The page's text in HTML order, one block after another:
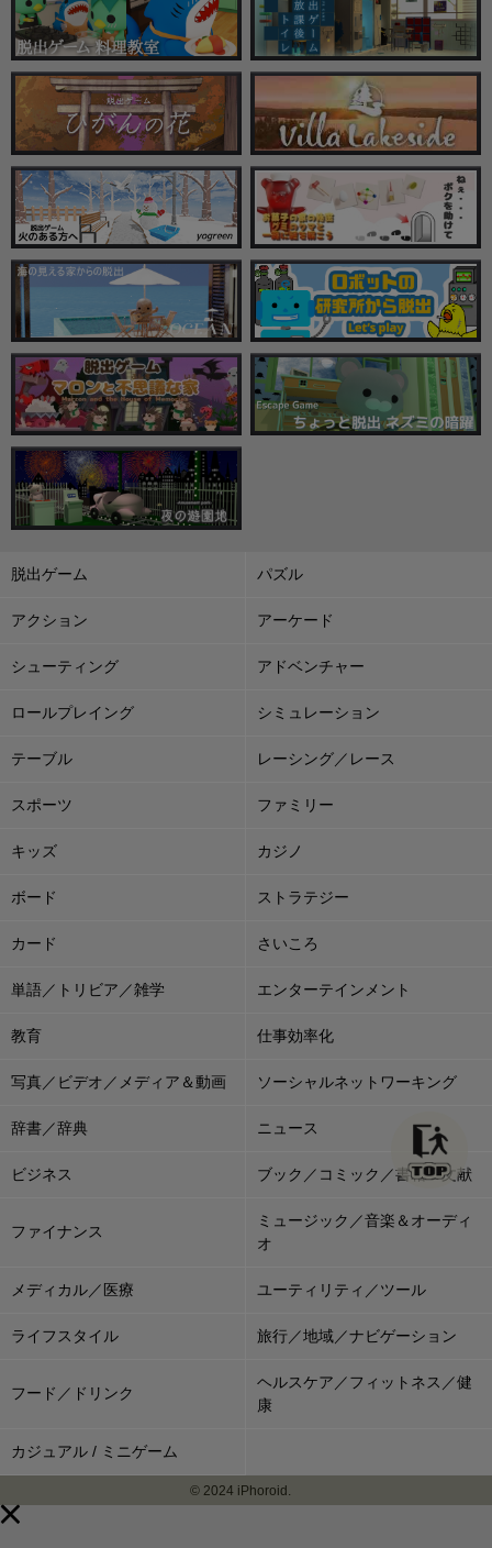
脱出ゲーム パズル
アクション アーケード
シューティング アドベンチャー
ロールプレイング シミュレーション
テーブル レーシング／レース
スポーツ ファミリー
キッズ カジノ
ボード ストラテジー
カード さいころ
単語／トリビア／雑学 エンターテインメント
教育 仕事効率化
写真／ビデオ／メディア＆動画 ソーシャルネットワーキング
辞書／辞典 ニュース
ビジネス ブック／コミック／書籍＆文献
ファイナンス
ミュージック／音楽＆オーディ
オ
メディカル／医療 ユーティリティ／ツール
ライフスタイル 旅行／地域／ナビゲーション
フード／ドリンク
ヘルスケア／フィットネス／健
康
カジュアル / ミニゲーム
© 2024 iPhoroid.